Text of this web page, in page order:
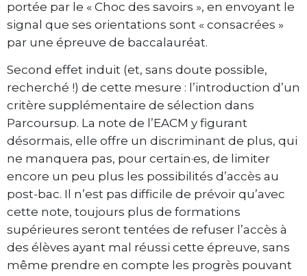
portée par le « Choc des savoirs », en envoyant le
signal que ses orientations sont « consacrées »
par une épreuve de baccalauréat.
Second effet induit (et, sans doute possible,
recherché !) de cette mesure : l’introduction d’un
critère supplémentaire de sélection dans
Parcoursup. La note de l’EACM y figurant
désormais, elle offre un discriminant de plus, qui
ne manquera pas, pour certain·es, de limiter
encore un peu plus les possibilités d’accès au
post-bac. Il n’est pas difficile de prévoir qu’avec
cette note, toujours plus de formations
supérieures seront tentées de refuser l’accès à
des élèves ayant mal réussi cette épreuve, sans
même prendre en compte les progrès pouvant